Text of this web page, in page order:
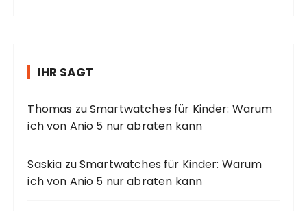
IHR SAGT
Thomas zuSmartwatches für Kinder: Warum
ich von Anio 5 nur abraten kann
Saskia zuSmartwatches für Kinder: Warum
ich von Anio 5 nur abraten kann